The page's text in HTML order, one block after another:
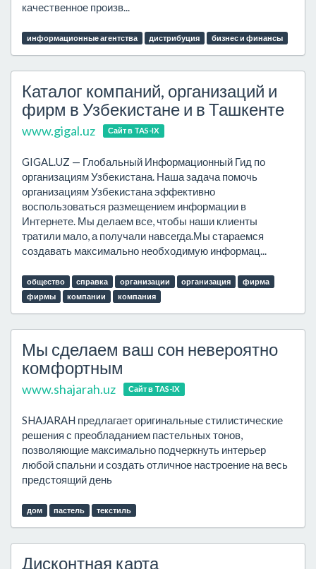
качественное произв...
информационные агентства дистрибуция бизнес и финансы
Каталог компаний, организаций и
фирм в Узбекистане и в Ташкенте
www.gigal.uz Сайт в TAS-IX
GIGAL.UZ — Глобальный Информационный Гид по
организациям Узбекистана. Наша задача помочь
организациям Узбекистана эффективно
воспользоваться размещением информации в
Интернете. Мы делаем все, чтобы наши клиенты
тратили мало, а получали навсегда.Мы стараемся
создавать максимально необходимую информац...
общество справка организации организация
фирма
фирмы
компании компания
Мы сделаем ваш сон невероятно
комфортным
www.shajarah.uz Сайт в TAS-IX
SHAJARAH предлагает оригинальные стилистические
решения с преобладанием пастельных тонов,
позволяющие максимально подчеркнуть интерьер
любой спальни и создать отличное настроение на весь
предстоящий день
дом пастель текстиль
Дисконтная карта